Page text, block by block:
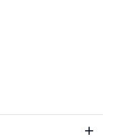
entwickelt,
und die
Ihnen eine